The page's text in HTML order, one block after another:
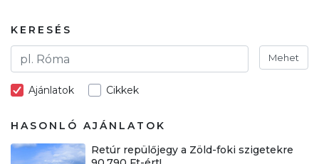
KERESÉS
Mehet
Ajánlatok Cikkek
HASONLÓ AJÁNLATOK
Retúr repülőjegy a Zöld-foki szigetekre